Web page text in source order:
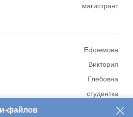
магистрант
Ефремова
Виктория
Глебовна
студентка
файлов